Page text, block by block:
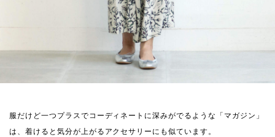
服だけど一つプラスでコーディネートに深みがでるような「マガジン」
は、着けると気分が上がるアクセサリーにも似ています。